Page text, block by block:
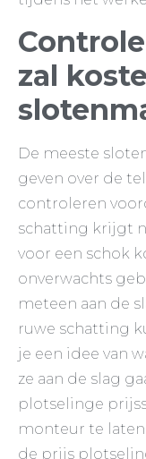
zal
De meeste
geven over de
controleren
schatting krijgt
voor een schok
onverwachts
meteen aan de
ruwe schatting
je een idee van
ze aan de slag
plotselinge
monteur te
de prijs